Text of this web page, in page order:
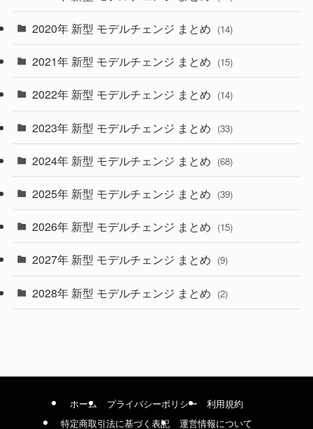
(27)
(35)
(10)
(9)
(22)
(4)
(9)
(4)
(1)
2020年 新型 モデルチェンジ まとめ (14)
2021年 新型 モデルチェンジ まとめ (15)
2022年 新型 モデルチェンジ まとめ (14)
2023年 新型 モデルチェンジ まとめ (33)
2024年 新型 モデルチェンジ まとめ (68)
2025年 新型 モデルチェンジ まとめ (39)
2026年 新型 モデルチェンジ まとめ (15)
2027年 新型 モデルチェンジ まとめ (9)
2028年 新型 モデルチェンジ まとめ (2)
ホーム プライバシーポリシー
利用規約
特定商取引法に基づく表記
運営情報について